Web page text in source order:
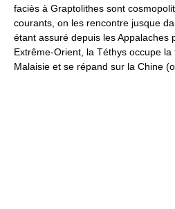
faciès à Graptolithes sont
courants, on les rencontre jusque
étant assuré depuis les Appalaches
Extrême-Orient, la Téthys occupe
Malaisie et se répand sur la Chine